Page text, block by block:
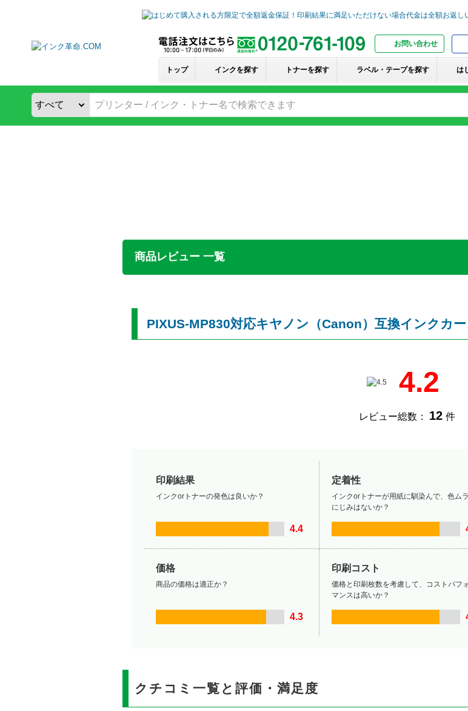
お問い合わせ
トップ インクを探す トナーを探す ラベル・テープを探す は
商品レビュー 一覧
PIXUS-MP830対応キヤノン（Canon）互換インクカ
4.2
レビュー総数： 12件
印刷結果
インクorトナーの発色は良いか？
4.4
定着性
インクorトナーが用紙に馴染んで、色ム
にじみはないか？
価格
商品の価格は適正か？
4.3
印刷コスト
価格と印刷枚数を考慮して、コストパフ
マンスは高いか？
クチコミ一覧と評価・満足度